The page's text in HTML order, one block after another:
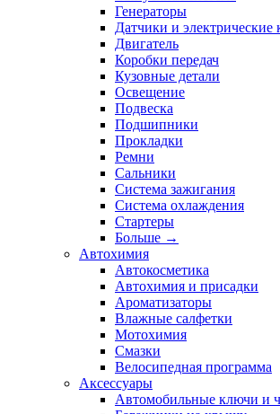
Генераторы
Датчики и электрические
Двигатель
Коробки передач
Кузовные детали
Освещение
Подвеска
Подшипники
Прокладки
Ремни
Сальники
Система зажигания
Система охлаждения
Стартеры
Больше →
Автохимия
Автокосметика
Автохимия и присадки
Ароматизаторы
Влажные салфетки
Мотохимия
Смазки
Велосипедная программа
Аксессуары
Автомобильные ключи и